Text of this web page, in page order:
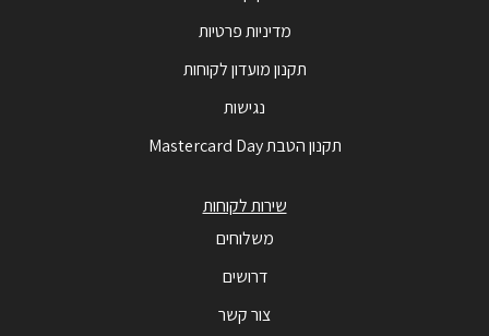
מדיניות פרטיות
תקנון מועדון לקוחות
נגישות
תקנון הטבת Mastercard Day
שירות לקוחות
משלוחים
דרושים
צור קשר